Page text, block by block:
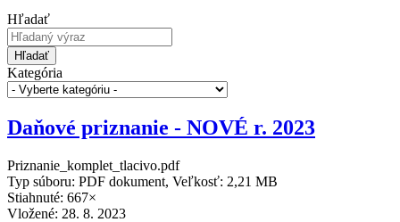
Hľadať
Hľadať
Kategória
Daňové priznanie - NOVÉ r. 2023
Priznanie_komplet_tlacivo.pdf
Typ súboru: PDF dokument, Veľkosť: 2,21 MB
Stiahnuté: 667×
Vložené: 28. 8. 2023